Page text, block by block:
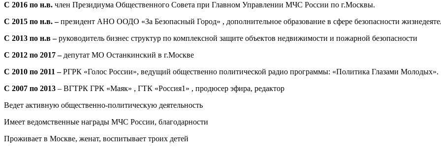
С 2016 по н.в. член Президиума Общественного Совета при Главном Управлении МЧС России по г.Москвы.
С 2015 по н.в. –президент АНО ООДО «За Безопасный Город» , дополнительное образование в сфере безопасности
С 2013 по н.в –руководитель бизнес структур по комплексной защите объектов недвижимости и пожарной безопасности
С 2012 по 2017 –депутат МО Останкинский в г.Москве
С 2010 по 2011 –РГРК «Голос России», ведущий общественно политической радио программы: «Политика Глазами Молодых».
С 2007 по 2013 – ВГТРК ГРК «Маяк» , ГТК «Россия1» , продюсер эфира, редактор
Ведет активную общественно-политическую деятельность
Имеет ведомственные награды МЧС России, благодарности
Проживает в Москве, женат, воспитывает троих детей